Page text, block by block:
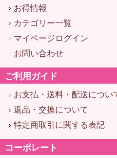
お得情報
カテゴリー一覧
マイページログイン
お問い合わせ
ご利用ガイド
お支払・送料・配送につい
返品・交換について
特定商取引に関する表記
コーポレート